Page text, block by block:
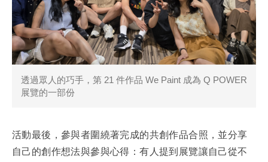
透過眾人的巧手，第 21 件作品 We Paint 成為 Q POWER
展覽的一部份
活動最後，參與者圍繞著完成的共創作品合照，並分享
自己的創作想法與參與心得：有人提到展覽讓自己從不